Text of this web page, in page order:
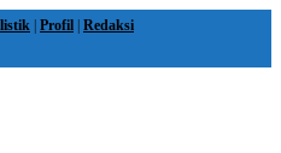
Profil Redaksi